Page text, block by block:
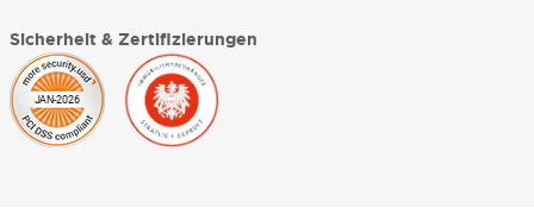
Sicherheit & Zertifizierungen